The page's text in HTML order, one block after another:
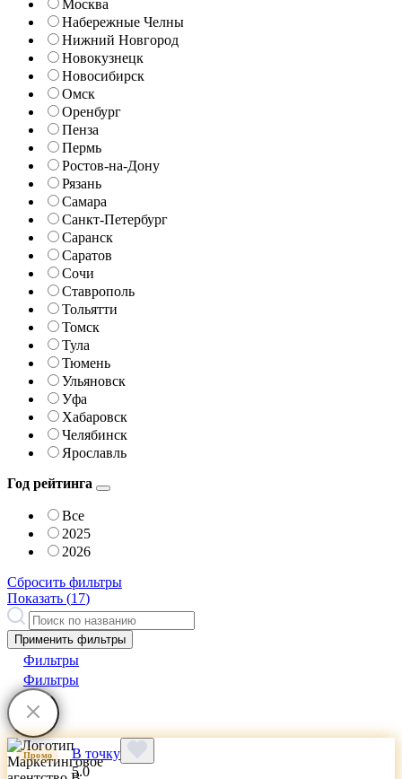
Москва
Набережные Челны
Нижний Новгород
Новокузнецк
Новосибирск
Омск
Оренбург
Пенза
Пермь
Ростов-на-Дону
Рязань
Самара
Санкт-Петербург
Саранск
Саратов
Сочи
Ставрополь
Тольятти
Томск
Тула
Тюмень
Ульяновск
Уфа
Хабаровск
Челябинск
Ярославль
Год рейтинга
Все
2025
2026
Сбросить фильтры
Показать (17)
Применить фильтры
Фильтры
Фильтры
Промо
В точку
5.0